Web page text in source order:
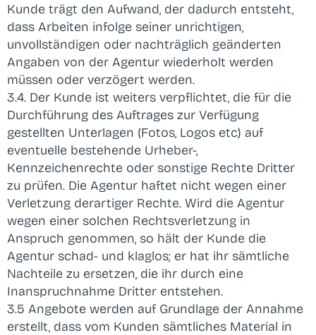
Kunde trägt den Aufwand, der dadurch entsteht,
dass Arbeiten infolge seiner unrichtigen,
unvollständigen oder nachträglich geänderten
Angaben von der Agentur wiederholt werden
müssen oder verzögert werden.
3.4. Der Kunde ist weiters verpflichtet, die für die
Durchführung des Auftrages zur Verfügung
gestellten Unterlagen (Fotos, Logos etc) auf
eventuelle bestehende Urheber-,
Kennzeichenrechte oder sonstige Rechte Dritter
zu prüfen. Die Agentur haftet nicht wegen einer
Verletzung derartiger Rechte. Wird die Agentur
wegen einer solchen Rechtsverletzung in
Anspruch genommen, so hält der Kunde die
Agentur schad- und klaglos; er hat ihr sämtliche
Nachteile zu ersetzen, die ihr durch eine
Inanspruchnahme Dritter entstehen.
3.5 Angebote werden auf Grundlage der Annahme
erstellt, dass vom Kunden sämtliches Material in